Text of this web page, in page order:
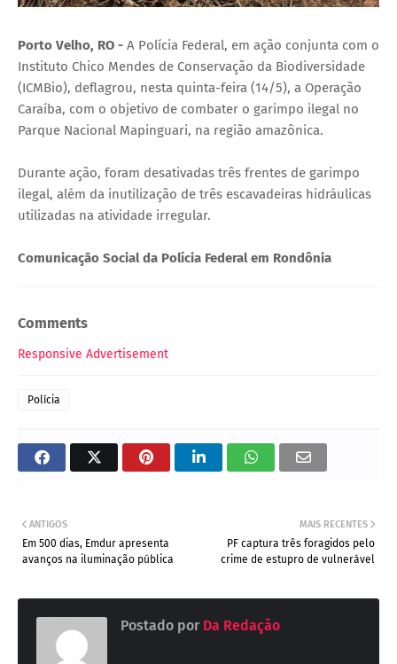
Porto Velho, RO - A Polícia Federal, em ação conjunta com o
Instituto Chico Mendes de Conservação da Biodiversidade
(ICMBio), deflagrou, nesta quinta-feira (14/5), a Operação
Caraíba, com o objetivo de combater o garimpo ilegal no
Parque Nacional Mapinguari, na região amazônica.
Durante ação, foram desativadas três frentes de garimpo
ilegal, além da inutilização de três escavadeiras hidráulicas
utilizadas na atividade irregular.
Comunicação Social da Polícia Federal em Rondônia
Comments
Responsive Advertisement
Polícia
MAIS RECENTES
PF captura três foragidos pelo
crime de estupro de vulnerável
ANTIGOS
Em 500 dias, Emdur apresenta
avanços na iluminação pública
Postado por Da Redação